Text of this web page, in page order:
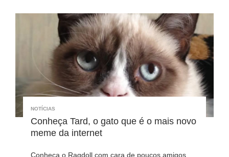
NOTÍCIAS
Conheça Tard, o gato que é o mais novo
meme da internet
Conheça o Ragdoll com cara de poucos amigos